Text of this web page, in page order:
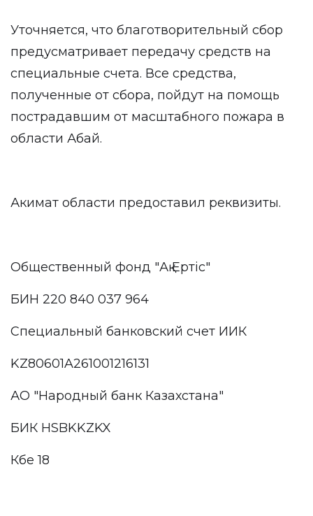
Уточняется, что благотворительный сбор
предусматривает передачу средств на
специальные счета. Все средства,
полученные от сбора, пойдут на помощь
пострадавшим от масштабного пожара в
области Абай.
Акимат области предоставил реквизиты.
Общественный фонд "Ақ Ертіс"
БИН 220 840 037 964
Специальный банковский счет ИИК
KZ80601A261001216131
АО "Народный банк Казахстана"
БИК HSBKKZKX
Кбе 18